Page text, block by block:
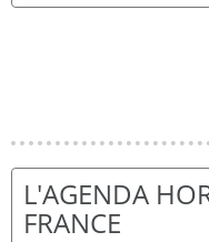
L'AGENDA
FRANCE